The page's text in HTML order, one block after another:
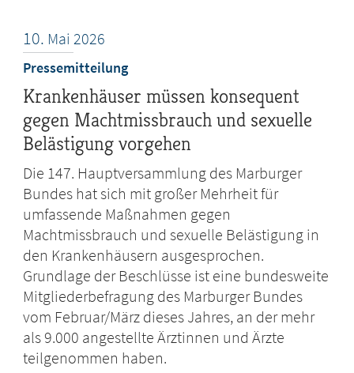
10. Mai 2026
Pressemitteilung
Krankenhäuser müssen konsequent
gegen Machtmissbrauch und sexuelle
Belästigung vorgehen
Die 147. Hauptversammlung des Marburger
Bundes hat sich mit großer Mehrheit für
umfassende Maßnahmen gegen
Machtmissbrauch und sexuelle Belästigung in
den Krankenhäusern ausgesprochen.
Grundlage der Beschlüsse ist eine bundesweite
Mitgliederbefragung des Marburger Bundes
vom Februar/März dieses Jahres, an der mehr
als 9.000 angestellte Ärztinnen und Ärzte
teilgenommen haben.